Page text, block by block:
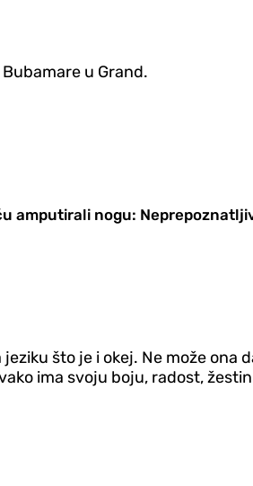
u Grand.
amputirali nogu:
što je i okej. Ne može
ima svoju boju, radost,